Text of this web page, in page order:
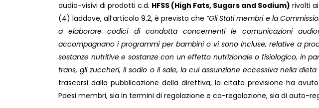
audio-visivi di prodotti c.d. HFSS (High Fats, Sugars and Sodium) rivolti
(4) laddove, all’articolo 9.2, è previsto che“Gli Stati membri e la
a elaborare codici di condotta concernenti le comunicazioni
accompagnano i programmi per bambini o vi sono incluse, relative a
sostanze nutritive e sostanze con un effetto nutrizionale o fisiologico, in
trans, gli zuccheri, il sodio o il sale, la cui assunzione eccessiva nella
trascorsi dalla pubblicazione della direttiva, la citata previsione ha
Paesi membri, sia in termini di regolazione e co-regolazione, sia di auto-